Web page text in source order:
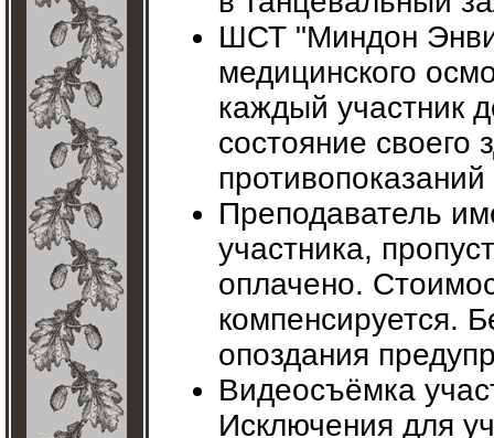
ШСТ "Миндон
медицинского
каждый участник
состояние
Преподаватель
участника,
оплачено.
компенсируется.
опоздания
Видеосъёмка
Исключения для